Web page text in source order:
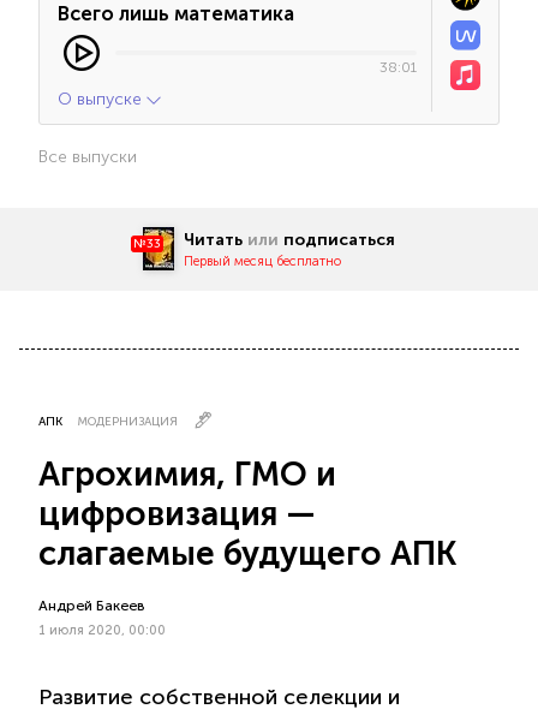
Всего лишь математика
38:01
О выпуске
Все выпуски
№33 Читать или подписаться
Первый месяц бесплатно
АПК МОДЕРНИЗАЦИЯ
Агрохимия, ГМО и
цифровизация —
слагаемые будущего АПК
Андрей Бакеев
1 июля 2020, 00:00
Развитие собственной селекции и